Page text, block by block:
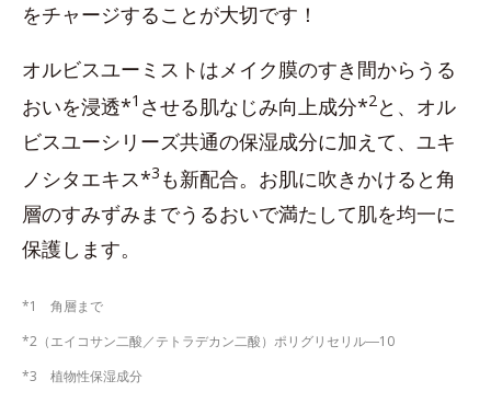
をチャージすることが大切です！
オルビスユーミストはメイク膜のすき間からうる
おいを浸透*1 させる肌なじみ向上成分*2と、オル
ビスユーシリーズ共通の保湿成分に加えて、ユキ
ノシタエキス*3 も新配合。お肌に吹きかけると角
層のすみずみまでうるおいで満たして肌を均一に
保護します。
*1 角層まで
*2（エイコサン二酸／テトラデカン二酸）ポリグリセリル―10
*3 植物性保湿成分